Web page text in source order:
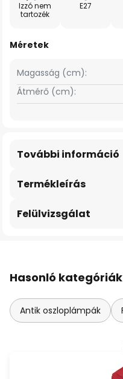
Izzó nem
tartozék
E27
Méretek
Magasság (cm):
Átmérő (cm):
Termékleírás
További információ
Felülvizsgálat
Hasonló kategóriák
Antik oszloplámpák